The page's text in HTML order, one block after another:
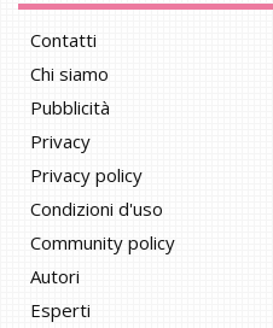
Contatti
Chi siamo
Pubblicità
Privacy
Privacy policy
Condizioni d'uso
Community policy
Autori
Esperti